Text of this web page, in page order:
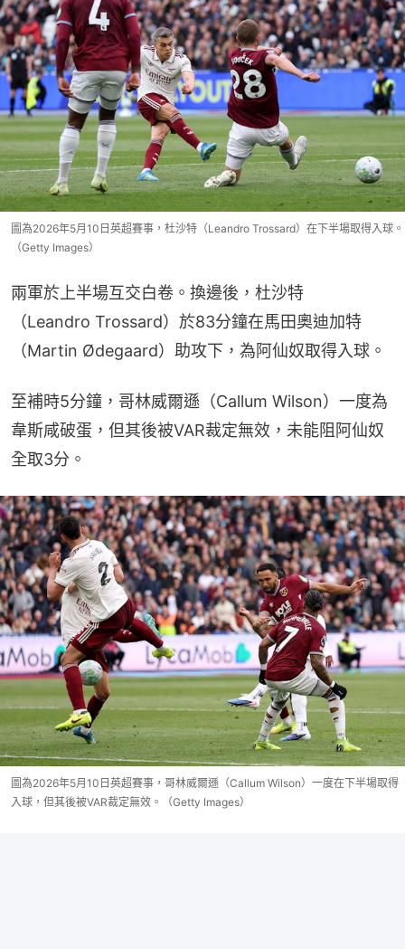
圖為2026年5月10日英超賽事，杜沙特（Leandro Trossard）在下半場取得入球。
（Getty Images）
兩軍於上半場互交白卷。換邊後，杜沙特
（Leandro Trossard）於83分鐘在馬田奧迪加特
（Martin Ødegaard）助攻下，為阿仙奴取得入球。
至補時5分鐘，哥林威爾遜（Callum Wilson）一度為
韋斯咸破蛋，但其後被VAR裁定無效，未能阻阿仙奴
全取3分。
圖為2026年5月10日英超賽事，哥林威爾遜（Callum Wilson）一度在下半場取得
入球，但其後被VAR裁定無效。（Getty Images）